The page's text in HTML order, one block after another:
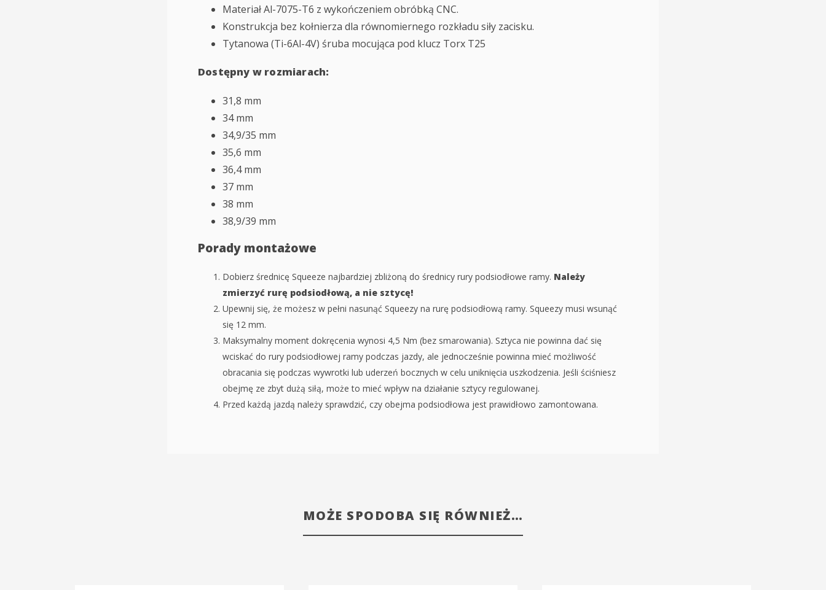
Materiał Al-7075-T6 z wykończeniem obróbką CNC.
Konstrukcja bez kołnierza dla równomiernego rozkładu siły zacisku.
Tytanowa (Ti-6Al-4V) śruba mocująca pod klucz Torx T25
Dostępny w rozmiarach:
31,8 mm
34 mm
34,9/35 mm
35,6 mm
36,4 mm
37 mm
38 mm
38,9/39 mm
Porady montażowe
Dobierz średnicę Squeeze najbardziej zbliżoną do średnicy rury podsiodłowe ramy. Należy
zmierzyć rurę podsiodłową, a nie sztycę!
Upewnij się, że możesz w pełni nasunąć Squeezy na rurę podsiodłową ramy. Squeezy musi wsunąć
się 12 mm.
Maksymalny moment dokręcenia wynosi 4,5 Nm (bez smarowania). Sztyca nie powinna dać się
wciskać do rury podsiodłowej ramy podczas jazdy, ale jednocześnie powinna mieć możliwość
obracania się podczas wywrotki lub uderzeń bocznych w celu uniknięcia uszkodzenia. Jeśli ściśniesz
obejmę ze zbyt dużą siłą, może to mieć wpływ na działanie sztycy regulowanej.
Przed każdą jazdą należy sprawdzić, czy obejma podsiodłowa jest prawidłowo zamontowana.
MOŻE SPODOBA SIĘ RÓWNIEŻ…